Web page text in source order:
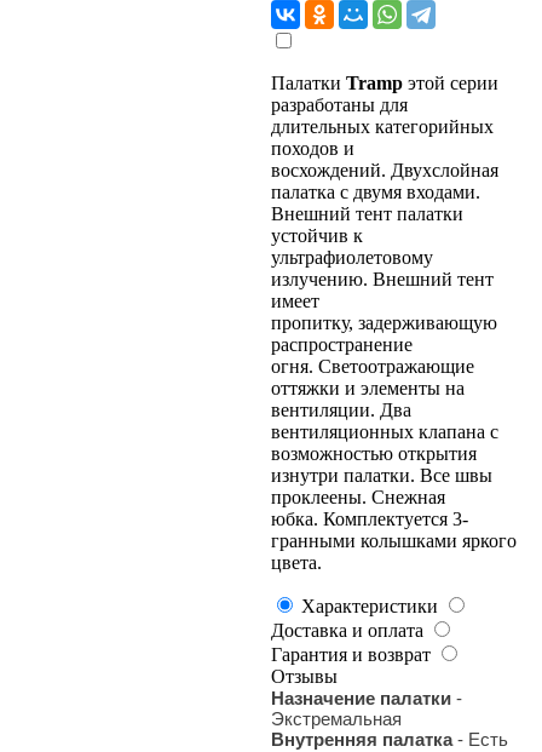
Палатки Tramp этой серии
разработаны для
длительных категорийных
походов и
восхождений. Двухслойная
палатка с двумя входами.
Внешний тент палатки
устойчив к
ультрафиолетовому
излучению. Внешний тент
имеет
пропитку, задерживающую
распространение
огня. Светоотражающие
оттяжки и элементы на
вентиляции. Два
вентиляционных клапана с
возможностью открытия
изнутри палатки. Все швы
проклеены. Снежная
юбка. Комплектуется 3-
гранными колышками яркого
цвета.
Характеристики
Доставка и оплата
Гарантия и возврат
Отзывы
Назначение палатки -
Экстремальная
Внутренняя палатка- Есть